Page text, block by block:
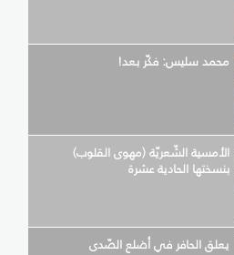
محمد سليس: فكّر بعد!
الأمسية الشّعريّة (مهوى القلوب)
بنسختها الحادية عشرة
يعلق الحافر في أضلع الصّدى